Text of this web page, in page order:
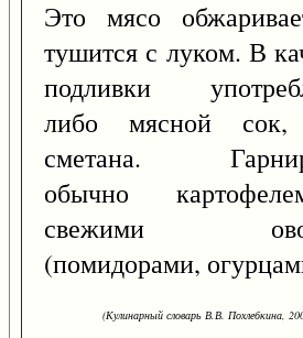
Это мясо
тушится с луком. В
подливки
либо мясной сок,
сметана.
обычно
свежими
(помидорами,
(Кулинарный словарь В.В. Похлебкина,